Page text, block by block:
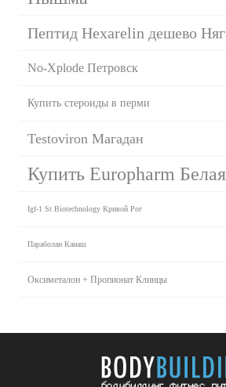
Пептид Hexarelin дешево
No-Xplode Петровск
Купить стероиды в перми
Testoviron Магадан
Купить Europharm
Igf-1 St Biotechnology Кривой Рог
Параболан Канаш
Оксиметалон + Пропионат Клинцы